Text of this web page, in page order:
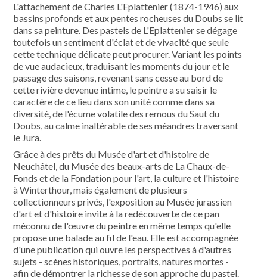
L'attachement de Charles L'Eplattenier (1874-1946) aux
bassins profonds et aux pentes rocheuses du Doubs se lit
dans sa peinture. Des pastels de L'Eplattenier se dégage
toutefois un sentiment d'éclat et de vivacité que seule
cette technique délicate peut procurer. Variant les points
de vue audacieux, traduisant les moments du jour et le
passage des saisons, revenant sans cesse au bord de
cette rivière devenue intime, le peintre a su saisir le
caractère de ce lieu dans son unité comme dans sa
diversité, de l'écume volatile des remous du Saut du
Doubs, au calme inaltérable de ses méandres traversant
le Jura.
Grâce à des prêts du Musée d'art et d'histoire de
Neuchâtel, du Musée des beaux-arts de La Chaux-de-
Fonds et de la Fondation pour l'art, la culture et l'histoire
à Winterthour, mais également de plusieurs
collectionneurs privés, l'exposition au Musée jurassien
d'art et d'histoire invite à la redécouverte de ce pan
méconnu de l'œuvre du peintre en même temps qu'elle
propose une balade au fil de l'eau. Elle est accompagnée
d'une publication qui ouvre les perspectives à d'autres
sujets - scènes historiques, portraits, natures mortes -
afin de démontrer la richesse de son approche du pastel.